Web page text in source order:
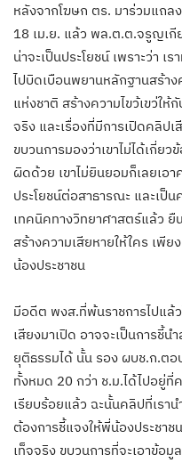
หลังจากโฆษก ตร. มาร่วมแถ
18 เม.ย. แล้ว พล.ต.ต.จรูญเกี
น่าจะเป็นประโยชน์ เพราะว่า
ไปบิดเบือนพยานหลักฐานสร้าง
แห่งชาติ สร้างความไขว้เขว่ให้
จริง และเรื่องที่มีการเปิดคลิป
ขบวนการมองว่าเขาไม่ได้เกี่ยว
ผิดด้วย เขาไม่ยินยอมก็เลยเอ
ประโยชน์ต่อสาธารณะ และเป็
เทคนิคทางวิทยาศาสตร์แล้ว ยื
สร้างความเสียหายให้ใคร เพีย
น้องประชาชน
มีอดีต พงส.ที่พ้นราชการไปแล้
เสียงมาเปิด อาจจะเป็นการชี้
ยุติธรรมได้ นั้น รอง ผบช.ก.ตอ
ทั้งหมด 20 กว่า ช.ม.ได้ไปอยู่
เรียบร้อยแล้ว ฉะนั้นคลิปที่เรา
ต้องการชี้แจงให้พี่น้องประชาช
เท็จจริง ขบวนการที่จะเอาข้อ